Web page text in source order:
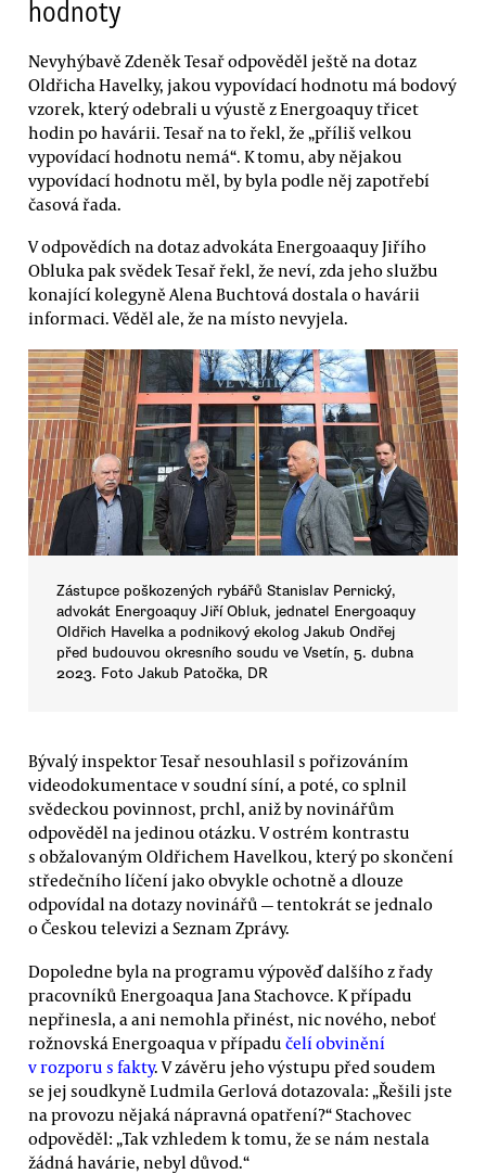
hodnoty
Nevyhýbavě Zdeněk Tesař odpověděl ještě na dotaz
Oldřicha Havelky, jakou vypovídací hodnotu má bodový
vzorek, který odebrali u výustě z Energoaquy třicet
hodin po havárii. Tesař na to řekl, že „příliš velkou
vypovídací hodnotu nemá“. K tomu, aby nějakou
vypovídací hodnotu měl, by byla podle něj zapotřebí
časová řada.
V odpovědích na dotaz advokáta Energoaaquy Jiřího
Obluka pak svědek Tesař řekl, že neví, zda jeho službu
konající kolegyně Alena Buchtová dostala o havárii
informaci. Věděl ale, že na místo nevyjela.
Zástupce poškozených rybářů Stanislav Pernický,
advokát Energoaquy Jiří Obluk, jednatel Energoaquy
Oldřich Havelka a podnikový ekolog Jakub Ondřej
před budouvou okresního soudu ve Vsetín, 5. dubna
2023. Foto Jakub Patočka, DR
Bývalý inspektor Tesař nesouhlasil s pořizováním
videodokumentace v soudní síní, a poté, co splnil
svědeckou povinnost, prchl, aniž by novinářům
odpověděl na jedinou otázku. V ostrém kontrastu
s obžalovaným Oldřichem Havelkou, který po skončení
středečního líčení jako obvykle ochotně a dlouze
odpovídal na dotazy novinářů — tentokrát se jednalo
o Českou televizi a Seznam Zprávy.
Dopoledne byla na programu výpověď dalšího z řady
pracovníků Energoaqua Jana Stachovce. K případu
nepřinesla, a ani nemohla přinést, nic nového, neboť
rožnovská Energoaqua v případu čelí obvinění
v rozporu s fakty. V závěru jeho výstupu před soudem
se jej soudkyně Ludmila Gerlová dotazovala: „Řešili jste
na provozu nějaká nápravná opatření?“ Stachovec
odpověděl: „Tak vzhledem k tomu, že se nám nestala
žádná havárie, nebyl důvod.“